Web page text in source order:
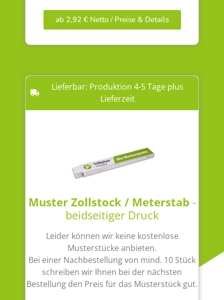
ab 2,92 € Netto / Preise & Details
Lieferbar: Produktion 4-5 Tage plus
Lieferzeit
Muster Zollstock / Meterstab -
beidseitiger Druck
Leider können wir keine kostenlose
Musterstücke anbieten.
Bei einer Nachbestellung von mind. 10 Stück
schreiben wir Ihnen bei der nächsten
Bestellung den Preis für das Musterstück gut.